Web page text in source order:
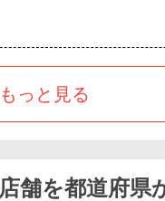
もっと見る
舗を都道府県